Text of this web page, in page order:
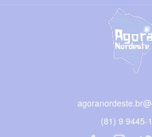
(81) 9 9445-